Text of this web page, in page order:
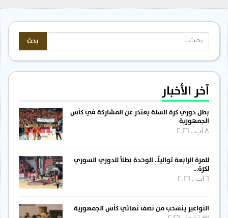
آخر الأخبار
بطل دوري كرة السلة يعتذر عن المشاركة في كأس
الجمهورية
للمرة الرابعة توالياً.. الوحدة بطلاً للدوري السوري
لكرة…
النواعير ينسحب من نصف نهائي كأس الجمهورية